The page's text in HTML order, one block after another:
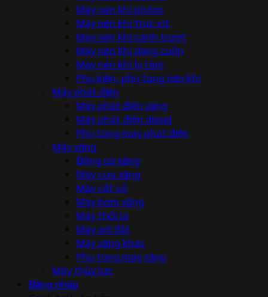
Máy nén khí piston
Máy nén khí trục vít
Máy nén khí cánh trượt
Máy nén khí dạng cuộn
Máy nén khí ly tâm
Phụ kiện, phụ tùng nén khí
Máy phát điện
Máy phát điện xăng
Máy phát điện diesel
Phụ tùng máy phát điện
Máy xăng
Động cơ xăng
Máy cưa xăng
Máy cắt cỏ
Máy bơm xăng
Máy thổi lá
Máy xới đất
Máy xăng khác
Phụ tùng máy xăng
Máy thủy lực
Đăng nhập